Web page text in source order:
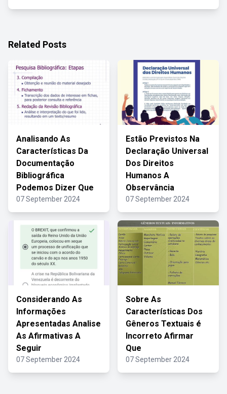
Related Posts
Analisando As
Características Da
Documentação
Bibliográfica
Podemos Dizer Que
07 September 2024
Estão Previstos Na
Declaração Universal
Dos Direitos
Humanos A
Observância
07 September 2024
Considerando As
Informações
Apresentadas Analise
As Afirmativas A
Seguir
07 September 2024
Sobre As
Características Dos
Gêneros Textuais é
Incorreto Afirmar
Que
07 September 2024